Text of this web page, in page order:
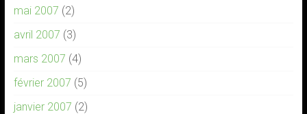
mai 2007 (2)
avril 2007 (3)
mars 2007 (4)
février 2007 (5)
janvier 2007 (2)